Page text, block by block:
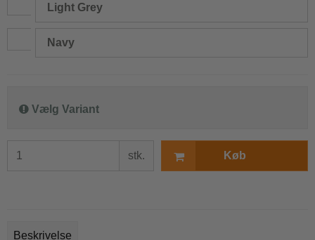
Light Grey
Navy
Vælg Variant
stk. Køb
Beskrivelse